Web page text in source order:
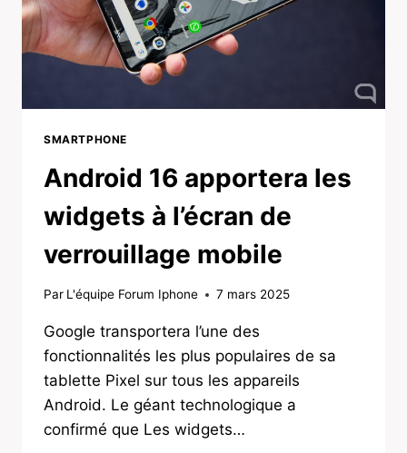
SMARTPHONE
Android 16 apportera les
widgets à l’écran de
verrouillage mobile
Par L'équipe Forum Iphone 7 mars 2025
Google transportera l’une des
fonctionnalités les plus populaires de sa
tablette Pixel sur tous les appareils
Android. Le géant technologique a
confirmé que Les widgets…